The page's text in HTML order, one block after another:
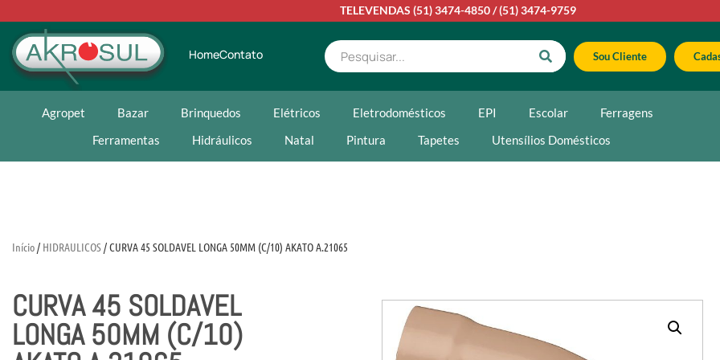
TELEVENDAS (51) 3474-4850/(51) 3474-9759
HomeContato Sou Cliente
Agropet Bazar Brinquedos Elétricos Eletrodomésticos EPI Escolar
Ferragens
Ferramentas
Hidráulicos Natal Pintura Tapetes Utensílios Domésticos
Início/ HIDRAULICOS/ CURVA 45 SOLDAVEL LONGA 50MM (C/10) AKATO A.21065
CURVA 45 SOLDAVEL
LONGA 50MM (C/10)